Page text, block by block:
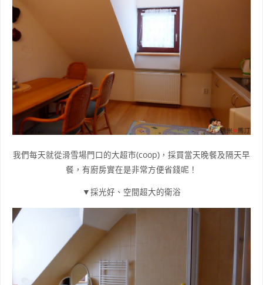
我們每天就從滑雪場門口的大超市(coop)，採買當天晚餐及隔天早
餐，有廚房實在是非常方便省錢呢！
▼採光好、空間超大的衛浴